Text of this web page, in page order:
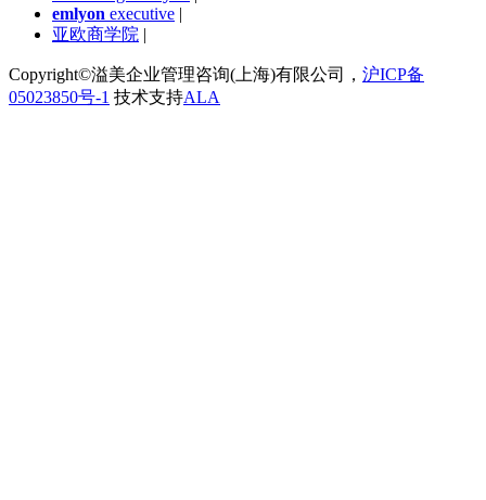
emlyon executive |
亚欧商学院 |
Copyright©溢美企业管理咨询(上海)有限公司， 沪ICP备
05023850号-1 技术支持ALA